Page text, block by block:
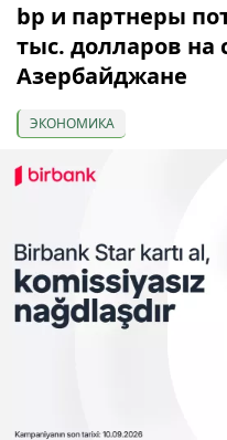
bp и партнеры
тыс. долларов на
Азербайджане
ЭКОНОМИКА